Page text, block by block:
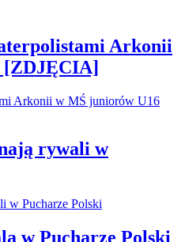
Arkonii
[ZDJĘCIA]
rywali w
w Pucharze Polski